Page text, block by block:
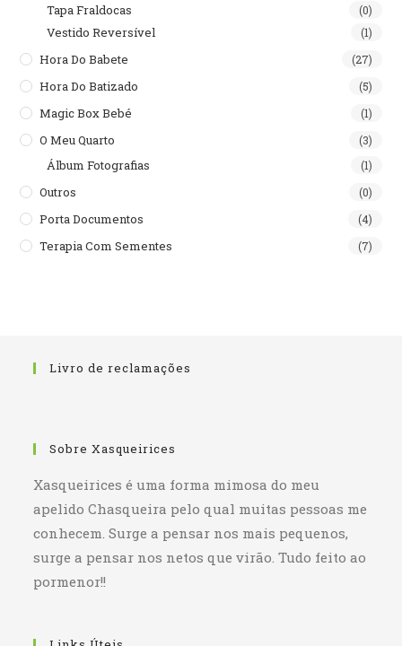
Tapa Fraldocas (0)
Vestido Reversível (1)
Hora Do Babete (27)
Hora Do Batizado (5)
Magic Box Bebé (1)
O Meu Quarto (3)
Álbum Fotografias (1)
Outros (0)
Porta Documentos (4)
Terapia Com Sementes (7)
Livro de reclamações
Sobre Xasqueirices
Xasqueirices é uma forma mimosa do meu
apelido Chasqueira pelo qual muitas pessoas me
conhecem. Surge a pensar nos mais pequenos,
surge a pensar nos netos que virão. Tudo feito ao
pormenor!!